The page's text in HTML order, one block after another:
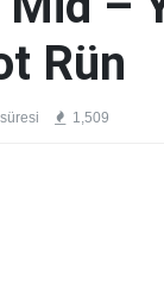
Rün
1,509